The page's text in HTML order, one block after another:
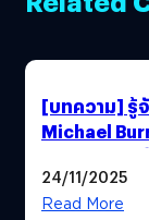
[บทความ] รู้
Michael
เทพพยากร
หรือชายผู้เดา
?
24/11/2025
Read More